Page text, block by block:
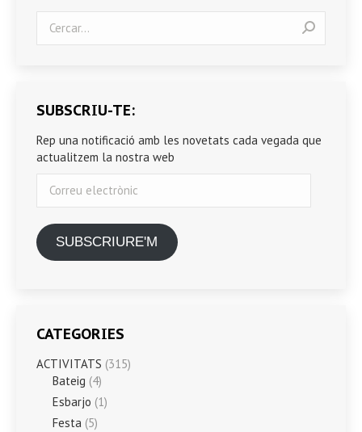
SUBSCRIU-TE:
Rep una notificació amb les novetats cada vegada que
actualitzem la nostra web
electrònic
SUBSCRIURE'M
CATEGORIES
ACTIVITATS (315)
Bateig (4)
Esbarjo (1)
Festa (5)